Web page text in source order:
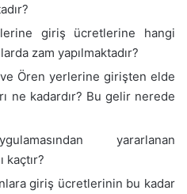
giriş ücretlerine hangi
zam yapılmaktadır?
Ören yerlerine girişten elde
ne kadardır? Bu gelir nerede
yararlanan
kaçtır?
giriş ücretlerinin bu kadar